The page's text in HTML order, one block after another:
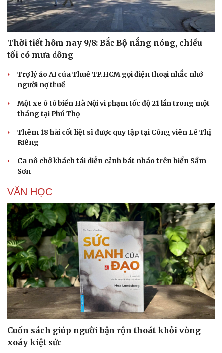
Sân khấu - Điện ảnh
Văn học
Âm nhạc
Di sản
Nghệ sĩ
Thời trang
Sao Việt
Thời tiết hôm nay 9/8: Bắc Bộ nắng nóng, chiều
tối có mưa dông
Trợ lý ảo AI của Thuế TP.HCM gọi điện thoại nhắc nhở
người nợ thuế
Một xe ô tô biển Hà Nội vi phạm tốc độ 21 lần trong một
tháng tại Phú Thọ
Thêm 18 hài cốt liệt sĩ được quy tập tại Công viên Lê Thị
Riêng
Ca nô chở khách tái diễn cảnh bát nháo trên biển Sầm
Sơn
VĂN HỌC
Cuốn sách giúp người bận rộn thoát khỏi vòng
xoáy kiệt sức